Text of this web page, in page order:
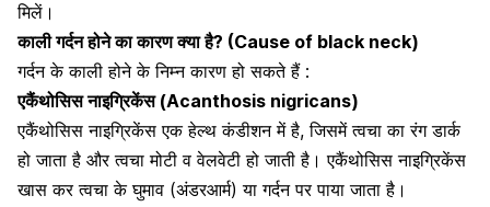
मिलें।
काली गर्दन होने का कारण क्या है? (Cause of black neck)
गर्दन के काली होने के निम्न कारण हो सकते हैं :
एकैंथोसिस नाइग्रिकेंस (Acanthosis nigricans)
एकैंथोसिस नाइग्रिकेंस एक हेल्थ कंडीशन में है, जिसमें त्वचा का रंग डार्क
हो जाता है और त्वचा मोटी व वेलवेटी हो जाती है। एकैंथोसिस नाइग्रिकेंस
खास कर त्वचा के घुमाव (अंडरआर्म) या गर्दन पर पाया जाता है।